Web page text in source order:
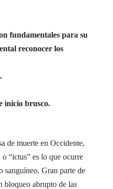
fundamentales para su
reconocer los
inicio brusco.
de muerte en Occidente,
“ictus” es lo que ocurre
sanguíneo. Gran parte de
bloqueo abrupto de las